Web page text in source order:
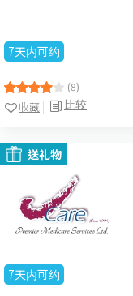
7天内可约
(8)
比较
收藏
送礼物
7天内可约